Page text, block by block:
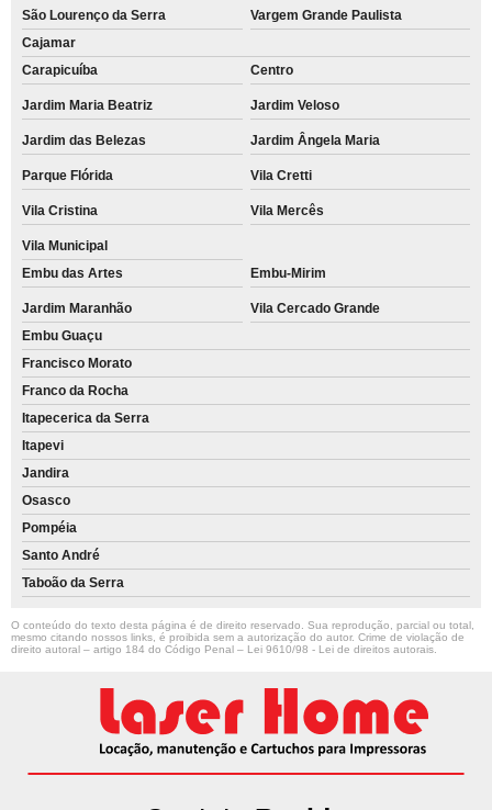
São Lourenço da Serra
Vargem Grande Paulista
Cajamar
Carapicuíba
Centro
Jardim Maria Beatriz Jardim Veloso
Jardim das Belezas Jardim Ângela Maria
Parque Flórida Vila Cretti
Vila Cristina Vila Mercês
Vila Municipal
Embu das Artes
Embu-Mirim
Jardim Maranhão
Vila Cercado Grande
Embu Guaçu
Francisco Morato
Franco da Rocha
Itapecerica da Serra
Itapevi
Jandira
Osasco
Pompéia
Santo André
Taboão da Serra
O conteúdo do texto desta página é de direito reservado. Sua reprodução, parcial ou total,
mesmo citando nossos links, é proibida sem a autorização do autor. Crime de violação de
direito autoral – artigo 184 do Código Penal – Lei 9610/98 - Lei de direitos autorais